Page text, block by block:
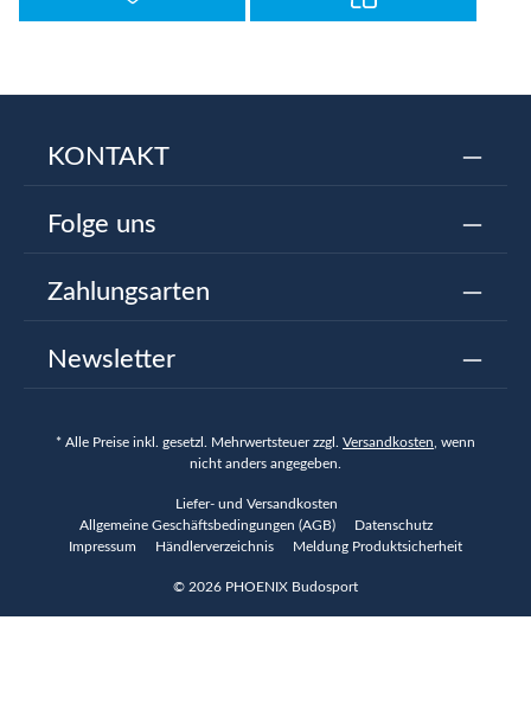
KONTAKT
Folge uns
Zahlungsarten
Newsletter
* Alle Preise inkl. gesetzl. Mehrwertsteuer zzgl. Versandkosten , wenn
nicht anders angegeben.
© 2026 PHOENIX Budosport
Liefer- und Versandkosten
Allgemeine Geschäftsbedingungen (AGB)
Datenschutz
Impressum
Händlerverzeichnis Meldung Produktsicherheit